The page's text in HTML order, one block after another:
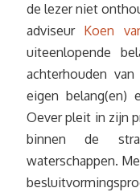
de lezer niet
adviseur Koen
uiteenlopende
achterhouden
eigen belang(en)
Oever pleit in zijn
binnen de
waterschappen.